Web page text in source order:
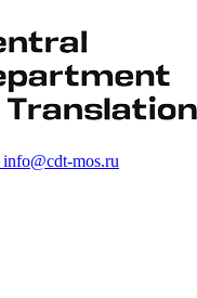
info@cdt-mos.ru